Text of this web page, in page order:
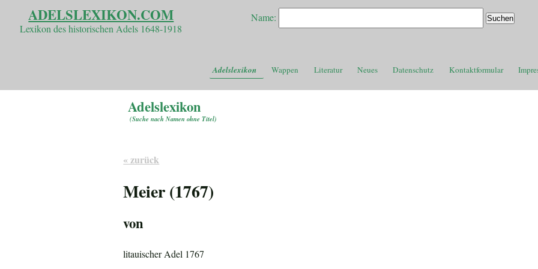
ADELSLEXIKON.COM
Lexikon des historischen Adels 1648-1918
Name:
Adelslexikon Wappen Literatur Neues Datenschutz Kontaktformular
Adelslexikon
(Suche nach Namen ohne Titel)
« zurück
Meier (1767)
von
litauischer Adel 1767